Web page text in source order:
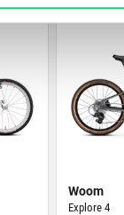
geben wir
Website an
und
diese
Daten
oder die sie im
Woom
Explore 4